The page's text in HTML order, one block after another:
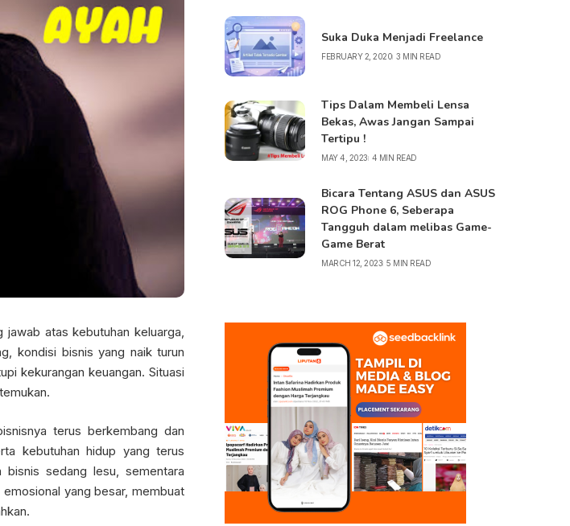
jawab atas kebutuhan keluarga,
kondisi bisnis yang naik turun
kekurangan keuangan. Situasi
terus berkembang dan
kebutuhan hidup yang terus
sedang lesu, sementara
yang besar, membuat
Suka Duka Menjadi Freelance
FEBRUARY 2, 2020 3 MIN READ
Tips Dalam Membeli Lensa
Bekas, Awas Jangan Sampai
Tertipu !
MAY 4, 2023 4 MIN READ
Bicara Tentang ASUS dan ASUS
ROG Phone 6, Seberapa
Tangguh dalam melibas Game-
Game Berat
MARCH 12, 2023 5 MIN READ